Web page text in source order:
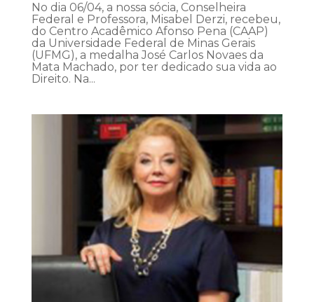
No dia 06/04, a nossa sócia, Conselheira
Federal e Professora, Misabel Derzi, recebeu,
do Centro Acadêmico Afonso Pena (CAAP)
da Universidade Federal de Minas Gerais
(UFMG), a medalha José Carlos Novaes da
Mata Machado, por ter dedicado sua vida ao
Direito. Na...